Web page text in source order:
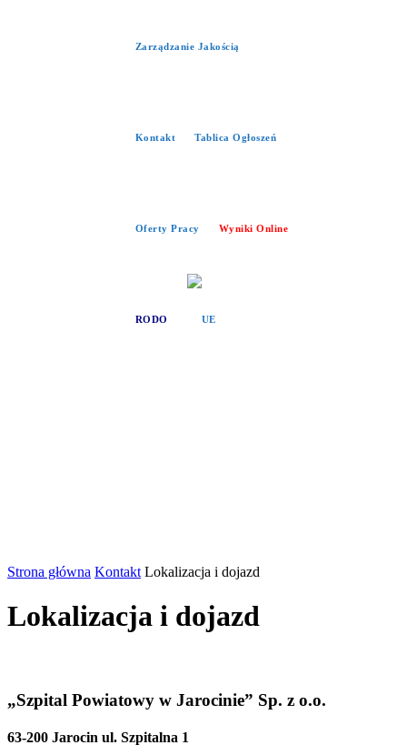
Zarządzanie Jakością
Kontakt Tablica Ogłoszeń
Oferty Pracy Wyniki Online
RODO
Strona główna Kontakt Lokalizacja i dojazd
Lokalizacja i dojazd
„Szpital Powiatowy w Jarocinie” Sp. z o.o.
63-200 Jarocin ul. Szpitalna 1